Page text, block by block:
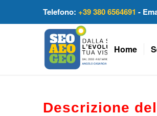
Telefono: +39 380 6564691 -
Home
Descrizione